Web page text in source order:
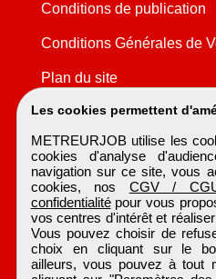
Les cookies permettent
METREURJOB utilise les
cookies d'analyse
navigation sur ce site, vous
cookies, nos CGV /
confidentialitépour vous
vos centres d'intérêt et
Vous pouvez choisir de
choix en cliquant sur le
ailleurs, vous pouvez à tout
Conditions de publication
Conditions Générales de
Plan du site